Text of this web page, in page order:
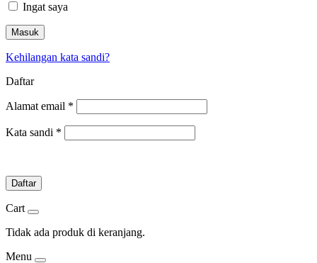
Ingat saya
Masuk
Kehilangan kata sandi?
Daftar
Alamat email *
Kata sandi *
Daftar
Cart
Tidak ada produk di keranjang.
Menu